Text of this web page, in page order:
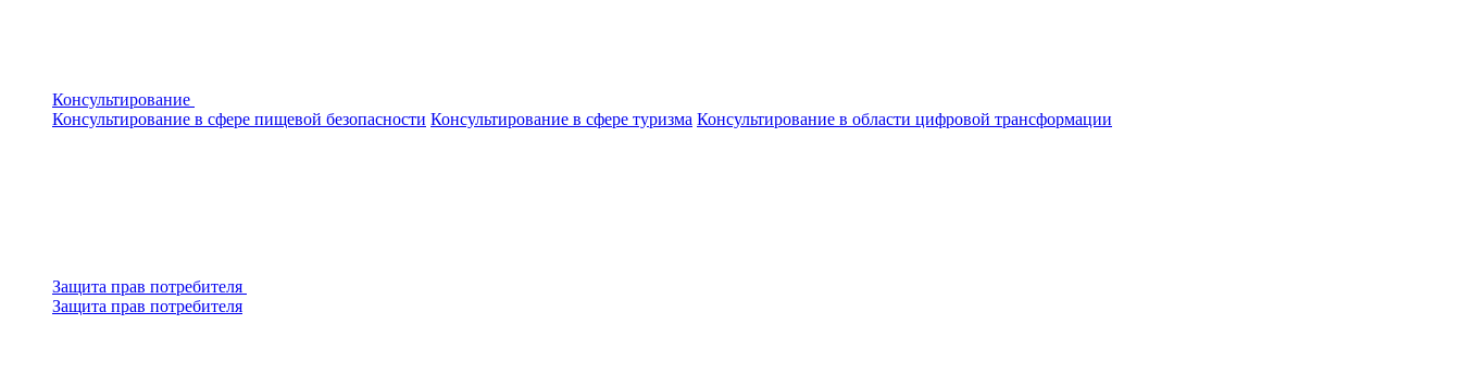
Консультирование
Консультирование в сфере пищевой безопасности Консультирование в сфере туризма Консультирование в области цифровой трансформации
Защита прав потребителя
Защита прав потребителя